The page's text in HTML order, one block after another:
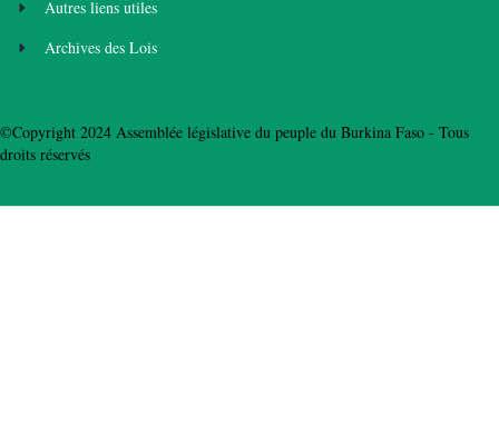
Autres liens utiles
Archives des Lois
©Copyright 2024 Assemblée législative du peuple du Burkina Faso - Tous
droits réservés